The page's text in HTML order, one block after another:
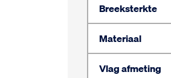
Breeksterkte
Materiaal
Vlag afmeting